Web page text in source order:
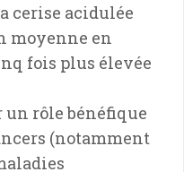
cerise acidulée
moyenne en
fois plus élevée
un rôle bénéfique
(notamment